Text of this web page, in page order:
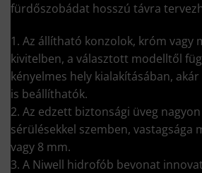
fürdőszobádat hosszú távra
1. Az állítható konzolok, króm vagy
kivitelben, a választott modelltől
kényelmes hely kialakításában,
is beállíthatók.
2. Az edzett biztonsági üveg
sérülésekkel szemben, vastagsága
vagy 8 mm.
3. A Niwell hidrofób bevonat